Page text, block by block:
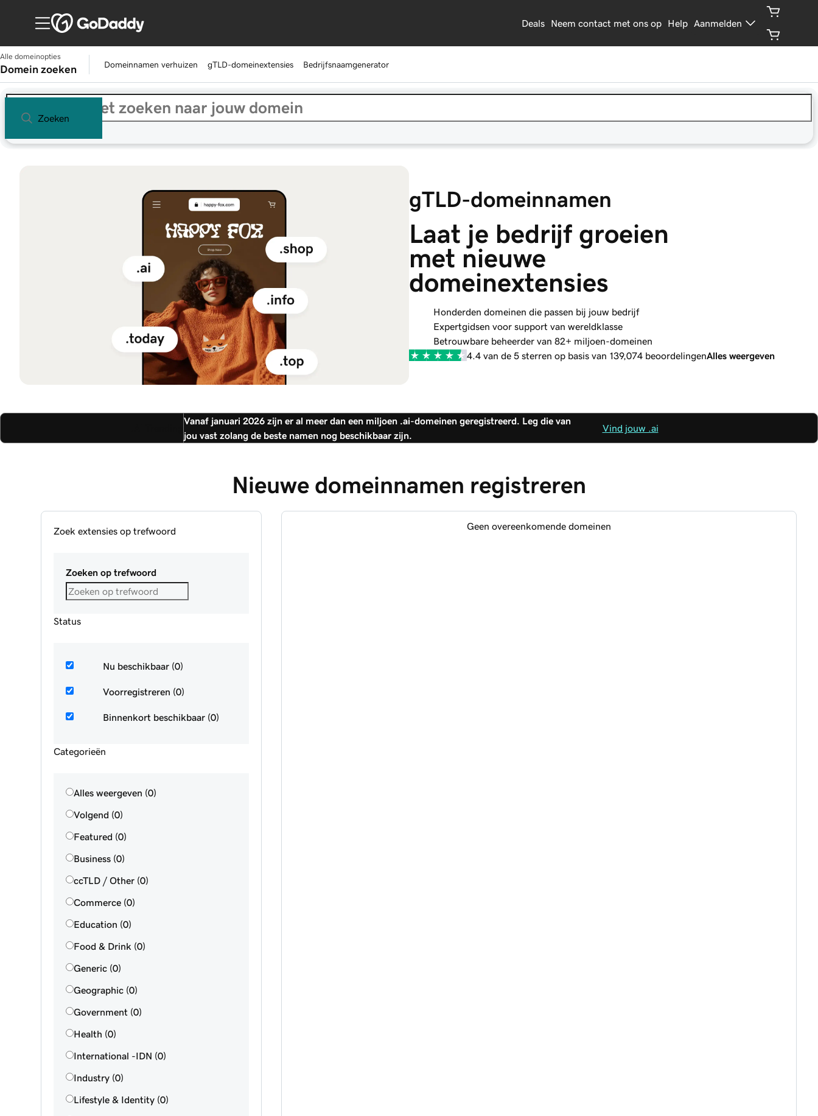
Deals Neem contact met ons op Help Aanmelden
Alle domeinopties
Domein zoeken Domeinnamen verhuizen gTLD-domeinextensies Bedrijfsnaamgenerator
Zoeken
gTLD-domeinnamen
Laat je bedrijf groeien
met nieuwe
domeinextensies
Honderden domeinen die passen bij jouw bedrijf
Expertgidsen voor support van wereldklasse
Betrouwbare beheerder van 82+ miljoen-domeinen
4.4 van de 5 sterren op basis van 139,074 beoordelingenAlles weergeven
Vanaf januari 2026 zijn er al meer dan een miljoen .ai-domeinen geregistreerd. Leg die van
jou vast zolang de beste namen nog beschikbaar zijn.
Vind jouw .ai
Nieuwe domeinnamen registreren
Zoek extensies op trefwoord
Zoeken op trefwoord
Status
Nu beschikbaar (0)
Voorregistreren (0)
Binnenkort beschikbaar (0)
Categorieën
Alles weergeven (0)
Volgend (0)
Featured (0)
Business (0)
ccTLD / Other (0)
Commerce (0)
Education (0)
Food & Drink (0)
Generic (0)
Geographic (0)
Government (0)
Health (0)
International -IDN (0)
Industry (0)
Lifestyle & Identity (0)
Geen overeenkomende domeinen